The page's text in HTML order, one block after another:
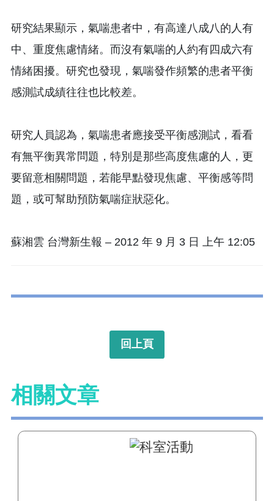
研究結果顯示，氣喘患者中，有高達八成八的人有
中、重度焦慮情緒。而沒有氣喘的人約有四成六有
情緒困擾。研究也發現，氣喘發作頻繁的患者平衡
感測試成績往往也比較差。
研究人員認為，氣喘患者應接受平衡感測試，看看
有無平衡異常問題，特別是那些高度焦慮的人，更
要留意相關問題，若能早點發現焦慮、平衡感等問
題，或可幫助預防氣喘症狀惡化。
蘇湘雲 台灣新生報 – 2012 年 9 月 3 日 上午 12:05
回上頁
相關文章